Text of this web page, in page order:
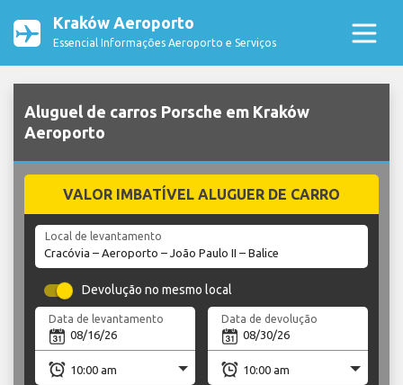
Kraków Aeroporto
Essencial Informações Aeroporto e Serviços
Aluguel de carros Porsche em Kraków
Aeroporto
VALOR IMBATÍVEL ALUGUER DE CARRO
Local de levantamento
Devolução no mesmo local
Data de levantamento Data de devolução